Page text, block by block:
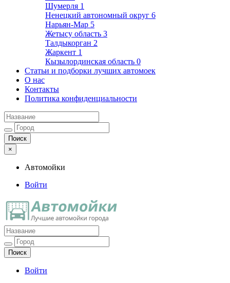
Шумерля 1
Ненецкий автономный округ 6
Нарьян-Мар 5
Жетысу область 3
Талдыкорган 2
Жаркент 1
Кызылординская область 0
Статьи и подборки лучших автомоек
О нас
Контакты
Политика конфиденциальности
×
Автомойки
Войти
Автомойки
Ещё один сайт на WordPress
Войти